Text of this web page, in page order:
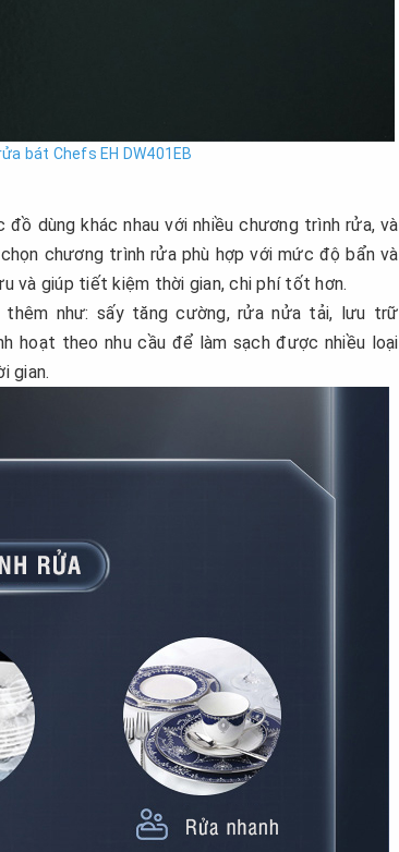
bát Chefs EH DW401EB
dùng khác nhau với nhiều chương trình rửa, và
chương trình rửa phù hợp với mức độ bẩn và
và giúp tiết kiệm thời gian, chi phí tốt hơn.
như: sấy tăng cường, rửa nửa tải, lưu trữ
hoạt theo nhu cầu để làm sạch được nhiều loại
gian.